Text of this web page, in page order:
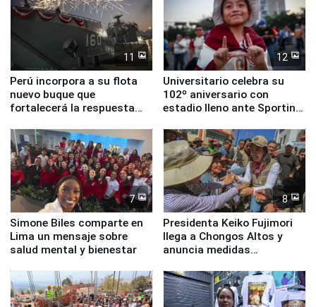
11
Perú incorpora a su flota
nuevo buque que
fortalecerá la respuesta
12
Universitario celebra su
102º aniversario con
estadio lleno ante Sporting
7
Simone Biles comparte en
Lima un mensaje sobre
salud mental y bienestar
8
Presidenta Keiko Fujimori
llega a Chongos Altos y
anuncia medidas
educación, salud y empleo